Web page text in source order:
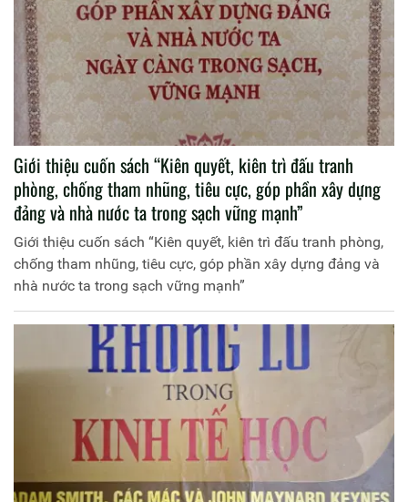
Giới thiệu cuốn sách “Kiên quyết, kiên trì đấu tranh
phòng, chống tham nhũng, tiêu cực, góp phần xây dựng
đảng và nhà nước ta trong sạch vững mạnh”
Giới thiệu cuốn sách “Kiên quyết, kiên trì đấu tranh phòng,
chống tham nhũng, tiêu cực, góp phần xây dựng đảng và
nhà nước ta trong sạch vững mạnh”